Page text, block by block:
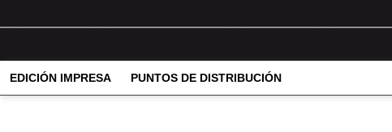
EDICIÓN IMPRESA PUNTOS DE DISTRIBUCIÓN